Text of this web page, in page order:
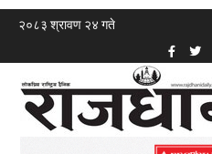
२०८३ श्रावण २४ गते